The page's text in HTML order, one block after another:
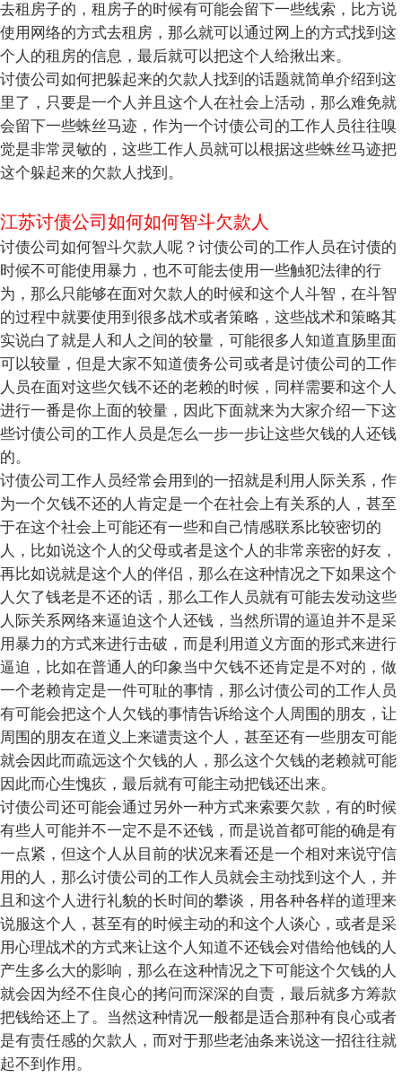
去租房子的，租房子的时候有可能会留下一些线索，比方说
使用网络的方式去租房，那么就可以通过网上的方式找到这
个人的租房的信息，最后就可以把这个人给揪出来。
讨债公司如何把躲起来的欠款人找到的话题就简单介绍到这
里了，只要是一个人并且这个人在社会上活动，那么难免就
会留下一些蛛丝马迹，作为一个讨债公司的工作人员往往嗅
觉是非常灵敏的，这些工作人员就可以根据这些蛛丝马迹把
这个躲起来的欠款人找到。
江苏讨债公司如何如何智斗欠款人
讨债公司如何智斗欠款人呢？讨债公司的工作人员在讨债的
时候不可能使用暴力，也不可能去使用一些触犯法律的行
为，那么只能够在面对欠款人的时候和这个人斗智，在斗智
的过程中就要使用到很多战术或者策略，这些战术和策略其
实说白了就是人和人之间的较量，可能很多人知道直肠里面
可以较量，但是大家不知道债务公司或者是讨债公司的工作
人员在面对这些欠钱不还的老赖的时候，同样需要和这个人
进行一番是你上面的较量，因此下面就来为大家介绍一下这
些讨债公司的工作人员是怎么一步一步让这些欠钱的人还钱
的。
讨债公司工作人员经常会用到的一招就是利用人际关系，作
为一个欠钱不还的人肯定是一个在社会上有关系的人，甚至
于在这个社会上可能还有一些和自己情感联系比较密切的
人，比如说这个人的父母或者是这个人的非常亲密的好友，
再比如说就是这个人的伴侣，那么在这种情况之下如果这个
人欠了钱老是不还的话，那么工作人员就有可能去发动这些
人际关系网络来逼迫这个人还钱，当然所谓的逼迫并不是采
用暴力的方式来进行击破，而是利用道义方面的形式来进行
逼迫，比如在普通人的印象当中欠钱不还肯定是不对的，做
一个老赖肯定是一件可耻的事情，那么讨债公司的工作人员
有可能会把这个人欠钱的事情告诉给这个人周围的朋友，让
周围的朋友在道义上来谴责这个人，甚至还有一些朋友可能
就会因此而疏远这个欠钱的人，那么这个欠钱的老赖就可能
因此而心生愧疚，最后就有可能主动把钱还出来。
讨债公司还可能会通过另外一种方式来索要欠款，有的时候
有些人可能并不一定不是不还钱，而是说首都可能的确是有
一点紧，但这个人从目前的状况来看还是一个相对来说守信
用的人，那么讨债公司的工作人员就会主动找到这个人，并
且和这个人进行礼貌的长时间的攀谈，用各种各样的道理来
说服这个人，甚至有的时候主动的和这个人谈心，或者是采
用心理战术的方式来让这个人知道不还钱会对借给他钱的人
产生多么大的影响，那么在这种情况之下可能这个欠钱的人
就会因为经不住良心的拷问而深深的自责，最后就多方筹款
把钱给还上了。当然这种情况一般都是适合那种有良心或者
是有责任感的欠款人，而对于那些老油条来说这一招往往就
起不到作用。